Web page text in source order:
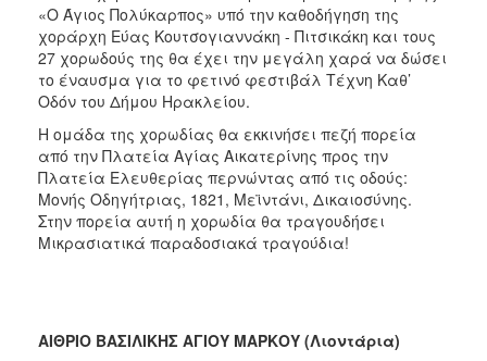
«Ο Άγιος Πολύκαρπος» υπό την καθοδήγηση της
χοράρχη Εύας Κουτσογιαννάκη - Πιτσικάκη και τους
27 χορωδούς της θα έχει την μεγάλη χαρά να δώσει
το έναυσμα για το φετινό φεστιβάλ Τέχνη Καθ’
Οδόν του Δήμου Ηρακλείου.
Η ομάδα της χορωδίας θα εκκινήσει πεζή πορεία
από την Πλατεία Αγίας Αικατερίνης προς την
Πλατεία Ελευθερίας περνώντας από τις οδούς:
Μονής Οδηγήτριας, 1821, Μεϊντάνι, Δικαιοσύνης.
Στην πορεία αυτή η χορωδία θα τραγουδήσει
Μικρασιατικά παραδοσιακά τραγούδια!
ΑΙΘΡΙΟ ΒΑΣΙΛΙΚΗΣ ΑΓΙΟΥ ΜΑΡΚΟΥ (Λιοντάρια)